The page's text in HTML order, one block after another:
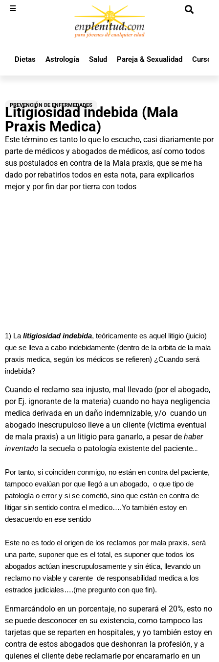
Dietas Astrología Salud Pareja & Sexualidad Cursos
PREVENCIÓN DE ENFERMEDADES
Litigiosidad indebida (Mala
Praxis Medica)
Este término es tanto lo que lo escucho, casi diariamente por
parte de médicos y abogados de médicos, así como todos
sus postulados en contra de la Mala praxis, que se me ha
dado por rebatirlos todos en esta nota, para explicarlos
mejor y por fin dar por tierra con todos
1) La litigiosidad indebida, teóricamente es aquel litigio (juicio)
que se lleva a cabo indebidamente (dentro de la orbita de la mala
praxis medica, según los médicos se refieren) ¿Cuando será
indebida?
Cuando el reclamo sea injusto, mal llevado (por el abogado,
por Ej. ignorante de la materia) cuando no haya negligencia
medica derivada en un daño indemnizable, y/o cuando un
abogado inescrupuloso lleve a un cliente (victima eventual
de mala praxis) a un litigio para ganarlo, a pesar de haber
inventado la secuela o patología existente del paciente…
Por tanto, si coinciden conmigo, no están en contra del paciente,
tampoco evalúan por que llegó a un abogado, o que tipo de
patología o error y si se cometió, sino que están en contra de
litigar sin sentido contra el medico….Yo también estoy en
desacuerdo en ese sentido
Este no es todo el origen de los reclamos por mala praxis, será
una parte, suponer que es el total, es suponer que todos los
abogados actúan inescrupulosamente y sin ética, llevando un
reclamo no viable y carente de responsabilidad medica a los
estrados judiciales….(me pregunto con que fin).
Enmarcándolo en un porcentaje, no superará el 20%, esto no
se puede desconocer en su existencia, como tampoco las
tarjetas que se reparten en hospitales, y yo también estoy en
contra de estos abogados que deshonran la profesión, y a
quienes el cliente debe reclamarle por encaramarlo en un